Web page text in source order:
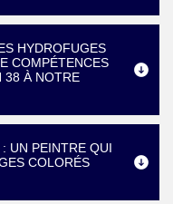
HYDROFUGES
COMPÉTENCES
38 À NOTRE
UN PEINTRE QUI
COLORÉS